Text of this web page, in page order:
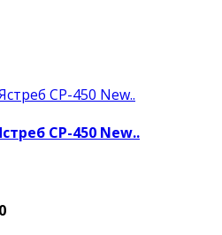
СР-450 New..
0